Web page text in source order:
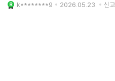
k********9 2026.05.23. 신고